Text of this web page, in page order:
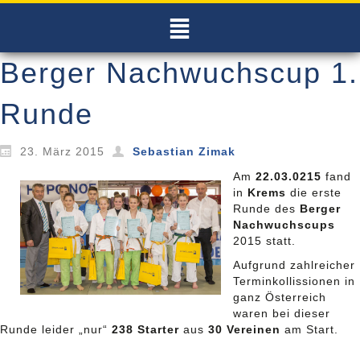
Berger Nachwuchscup 1.
Runde
23. März 2015
Sebastian Zimak
Am 22.03.0215 fand
in Krems die erste
Runde des Berger
Nachwuchscups
2015 statt.
Aufgrund zahlreicher
Terminkollissionen in
ganz Österreich
waren bei dieser
Runde leider „nur“ 238 Starter aus 30 Vereinen am Start.